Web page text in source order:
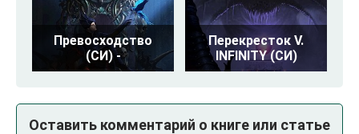
Превосходство
(СИ) -
Перекресток V.
INFINITY (СИ)
Оставить комментарий о книге или статье